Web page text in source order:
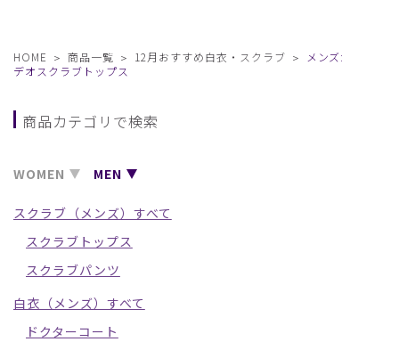
HOME 商品一覧 12月おすすめ白衣・スクラブ
メンズ:
デオスクラブトップス
商品カテゴリで検索
WOMEN MEN
スクラブ（メンズ）すべて
スクラブトップス
スクラブパンツ
白衣（メンズ）すべて
ドクターコート